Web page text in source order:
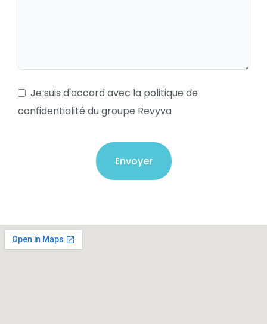
Je suis d'accord avec la politique de
confidentialité du groupe Revyva
Envoyer